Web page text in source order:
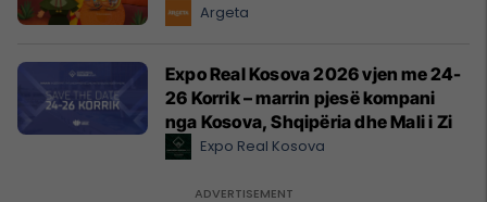
Argeta
Expo Real Kosova 2026 vjen me 24-
26 Korrik – marrin pjesë kompani
nga Kosova, Shqipëria dhe Mali i Zi
Expo Real Kosova